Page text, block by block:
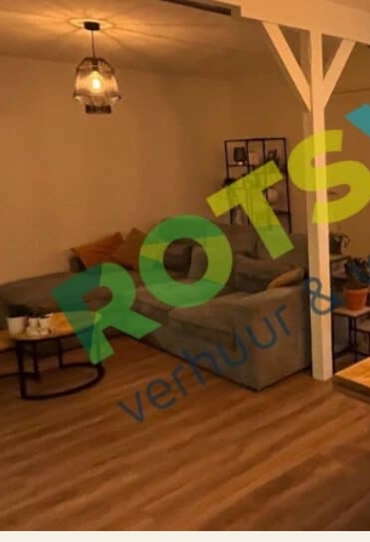
voorwaarden zijn van toepassing
Oppervlakte
Parkeren
Inclusief BTW
Huisdieren toegestaan